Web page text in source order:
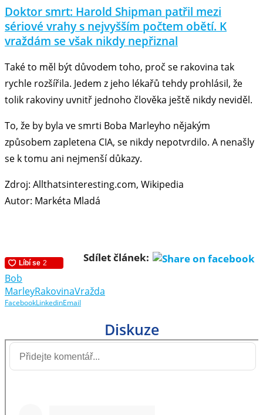
Doktor smrt: Harold Shipman patřil mezi
sériové vrahy s nejvyšším počtem obětí. K
vraždám se však nikdy nepřiznal
Také to měl být důvodem toho, proč se rakovina tak
rychle rozšířila. Jedem z jeho lékařů tehdy prohlásil, že
tolik rakoviny uvnitř jednoho člověka ještě nikdy neviděl.
To, že by byla ve smrti Boba Marleyho nějakým
způsobem zapletena CIA, se nikdy nepotvrdilo. A nenašly
se k tomu ani nejmenší důkazy.
Zdroj: Allthatsinteresting.com, Wikipedia
Autor: Markéta Mladá
Sdílet článek:
Bob
MarleyRakovinaVražda
FacebookLinkedinEmail
Diskuze